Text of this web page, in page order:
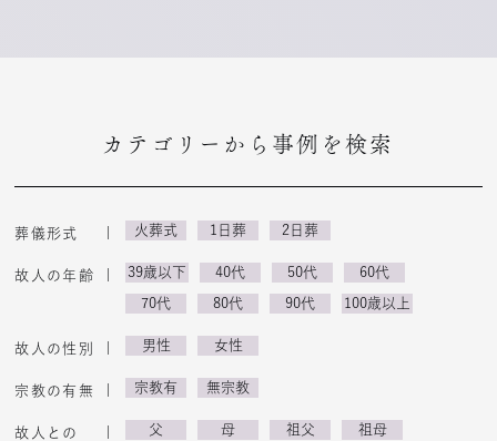
カテゴリーから事例を検索
葬儀形式 火葬式 1日葬 2日葬
故人の年齢 39歳以下 40代 50代 60代
70代 80代 90代 100歳以上
故人の性別 男性 女性
宗教の有無 宗教有 無宗教
故人との
父 母 祖父 祖母